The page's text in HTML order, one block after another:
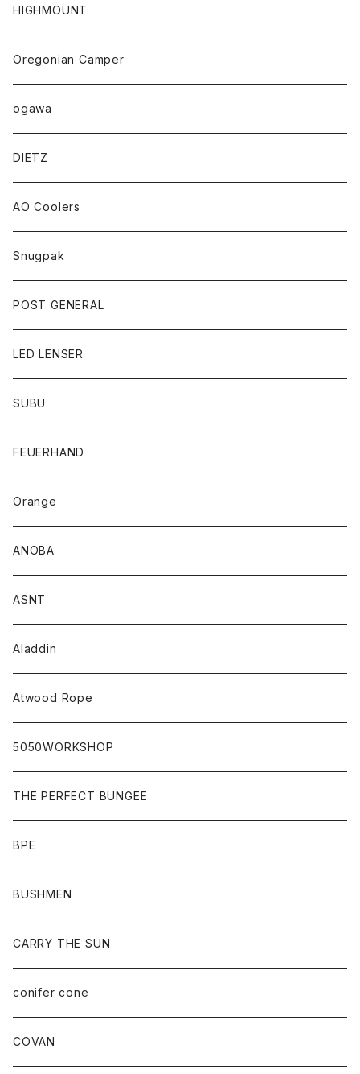
HIGHMOUNT
Oregonian Camper
ogawa
DIETZ
AO Coolers
Snugpak
POST GENERAL
LED LENSER
SUBU
FEUERHAND
Orange
ANOBA
ASNT
Aladdin
Atwood Rope
5050WORKSHOP
THE PERFECT BUNGEE
BPE
BUSHMEN
CARRY THE SUN
conifer cone
COVAN